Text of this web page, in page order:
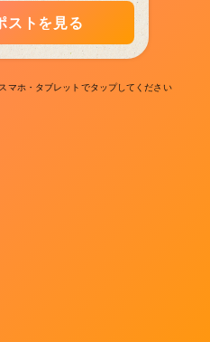
ストを見る
マホ・タブレットでタップしてください